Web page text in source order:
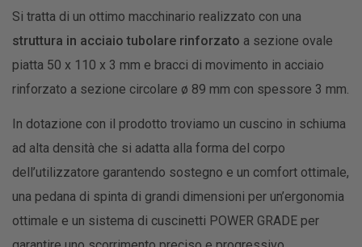
Si tratta di un ottimo macchinario realizzato con una
struttura in acciaio tubolare rinforzato a sezione ovale
piatta 50 x 110 x 3 mm e bracci di movimento in acciaio
rinforzato a sezione circolare ø 89 mm con spessore 3 mm.
In dotazione con il prodotto troviamo un cuscino in schiuma
ad alta densità che si adatta alla forma del corpo
dell’utilizzatore garantendo sostegno e un comfort ottimale,
una pedana di spinta di grandi dimensioni per un’ergonomia
ottimale e un sistema di cuscinetti POWER GRADE per